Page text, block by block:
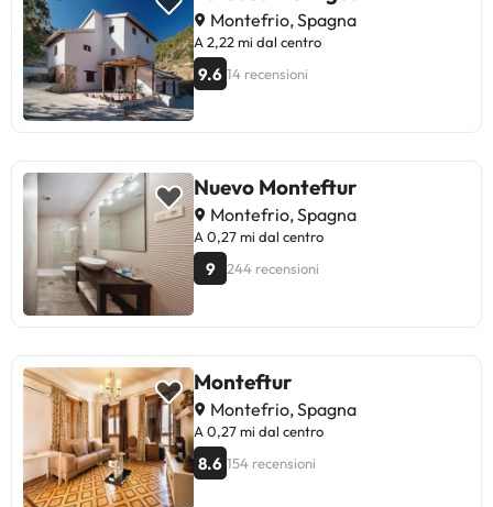
Montefrio, Spagna
A 2,22 mi dal centro
9.6 14 recensioni
Nuevo Monteftur
Montefrio, Spagna
A 0,27 mi dal centro
9 244 recensioni
Monteftur
Montefrio, Spagna
A 0,27 mi dal centro
8.6 154 recensioni